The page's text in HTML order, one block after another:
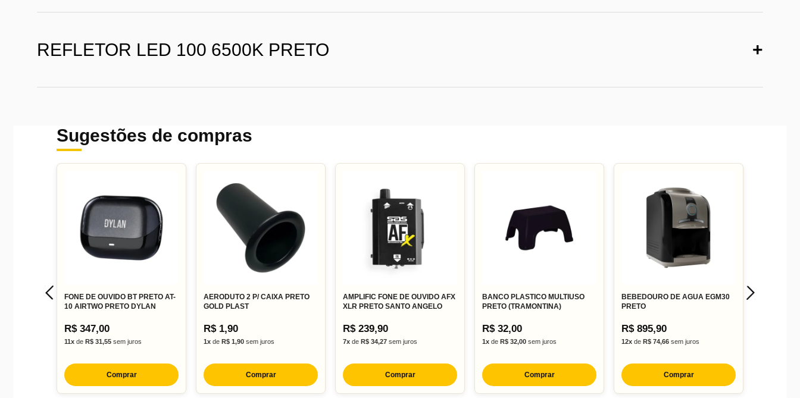
REFLETOR LED 100 6500K PRETO +
Sugestões de compras
FONE DE OUVIDO BT PRETO AT-
10 AIRTWO PRETO DYLAN
R$ 347,00
11x de R$ 31,55 sem juros
Comprar
AERODUTO 2 P/ CAIXA PRETO
GOLD PLAST
R$ 1,90
1x de R$ 1,90 sem juros
Comprar
AMPLIFIC FONE DE OUVIDO AFX
XLR PRETO SANTO ANGELO
R$ 239,90
7x de R$ 34,27 sem juros
Comprar
BANCO PLASTICO MULTIUSO
PRETO (TRAMONTINA)
R$ 32,00
1x de R$ 32,00 sem juros
Comprar
BEBEDOURO DE AGUA EGM30
PRETO
R$ 895,90
12x de R$ 74,66 sem juros
Comprar